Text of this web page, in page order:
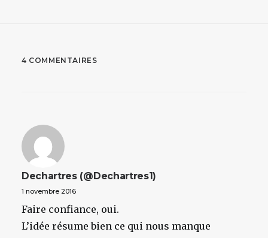
4 COMMENTAIRES
Dechartres (@Dechartres1)
1 novembre 2016
Faire confiance, oui.
L’idée résume bien ce qui nous manque